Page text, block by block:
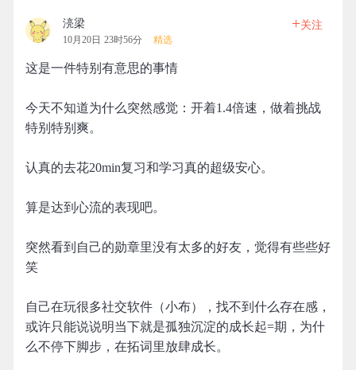
湸梁
10月20日 23时56分 精选
+关注
这是一件特别有意思的事情
今天不知道为什么突然感觉：开着1.4倍速，做着挑战
特别特别爽。
认真的去花20min复习和学习真的超级安心。
算是达到心流的表现吧。
突然看到自己的勋章里没有太多的好友，觉得有些些好
笑
自己在玩很多社交软件（小布），找不到什么存在感，
或许只能说说明当下就是孤独沉淀的成长起=期，为什
么不停下脚步，在拓词里放肆成长。